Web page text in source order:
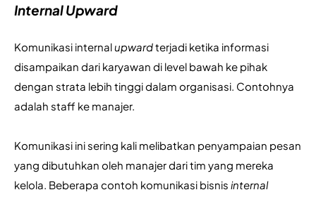
Internal Upward
Komunikasi internal upward terjadi ketika informasi
disampaikan dari karyawan di level bawah ke pihak
dengan strata lebih tinggi dalam organisasi. Contohnya
adalah staff ke manajer.
Komunikasi ini sering kali melibatkan penyampaian pesan
yang dibutuhkan oleh manajer dari tim yang mereka
kelola. Beberapa contoh komunikasi bisnis internal